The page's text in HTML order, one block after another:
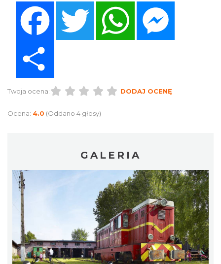
Twitter WhatsApp
Twoja ocena: DODAJ OCENĘ
Ocena: 4.0 (Oddano 4 głosy)
GALERIA